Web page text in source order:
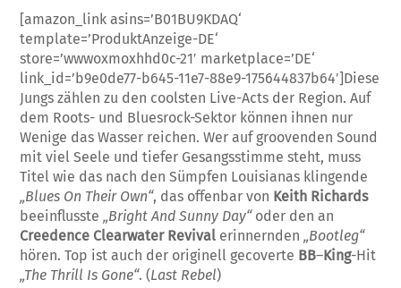
[amazon_link asins=’B01BU9KDAQ‘
template=’ProduktAnzeige-DE‘
store=’wwwoxmoxhhd0c-21′ marketplace=’DE‘
link_id=’b9e0de77-b645-11e7-88e9-175644837b64′]Diese
Jungs zählen zu den coolsten Live-Acts der Region. Auf
dem Roots- und Bluesrock-Sektor können ihnen nur
Wenige das Wasser reichen. Wer auf groovenden Sound
mit viel Seele und tiefer Gesangsstimme steht, muss
Titel wie das nach den Sümpfen Louisianas klingende
„Blues On Their Own“, das offen­bar von Keith Richards
beeinflusste „Bright And Sunny Day“oder den an
Creedence Clearwater Revival erinnernden „Bootleg“
hören. Top ist auch der originell gecoverte BB–King-Hit
„The Thrill Is Gone“. (Last Rebel)